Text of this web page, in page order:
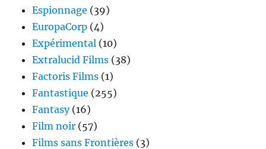
Espionnage (39)
EuropaCorp (4)
Expérimental (10)
Extralucid Films (38)
Factoris Films (1)
Fantastique (255)
Fantasy(16)
Film noir (57)
Films sans Frontières (3)